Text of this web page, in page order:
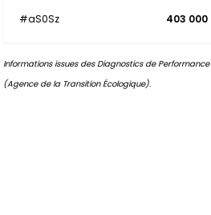
#aS0Sz
403 000
Informations issues des Diagnostics de
(Agence de la Transition Écologique).